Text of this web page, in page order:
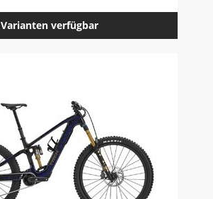
Varianten verfügbar